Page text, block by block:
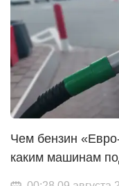
Чем бензин
каким машинам